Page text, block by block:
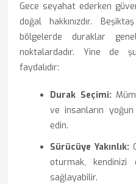
Gece seyahat ederken
doğal hakkınızdır.
bölgelerde duraklar
noktalardadır. Yine de
faydalıdır:
Durak Seçimi:
ve insanların
edin.
Sürücüye Yakınlık:
oturmak, kendinizi
sağlayabilir.